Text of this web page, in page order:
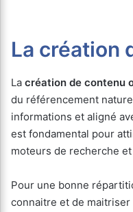
La création
La création de contenu
du référencement
informations et aligné
est fondamental pour
moteurs de recherche
Pour une bonne
connaitre et de maitriser